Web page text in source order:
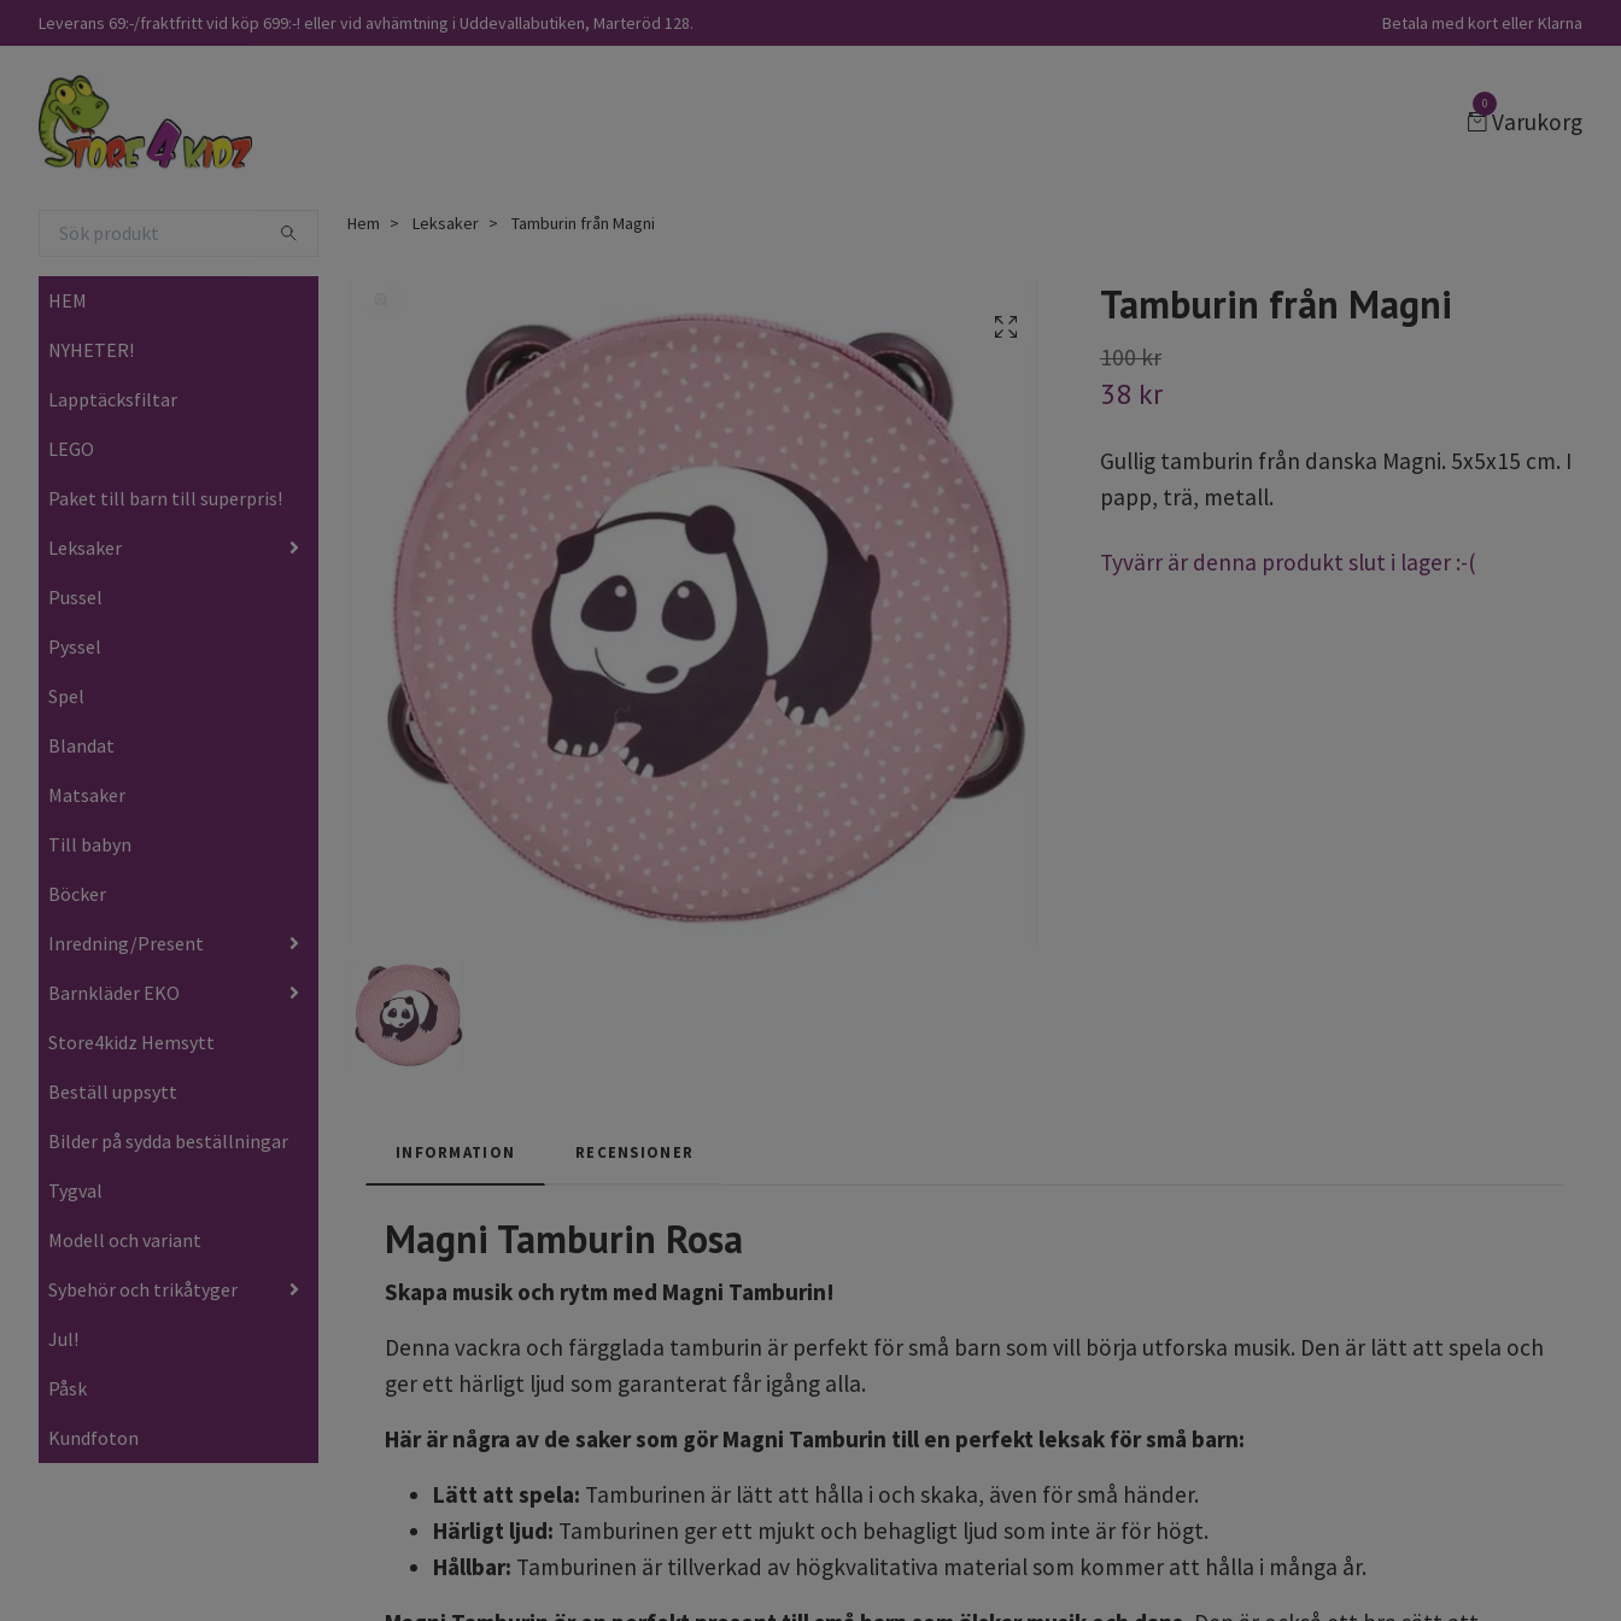
Leverans 69:-/fraktfritt vid köp 699:-! eller vid avhämtning i Uddevallabutiken, Marteröd 128. Betala med kort eller Klarna
0
Varukorg
HEM
NYHETER!
Lapptäcksfiltar
LEGO
Paket till barn till superpris!
Leksaker
Pussel
Pyssel
Spel
Blandat
Matsaker
Till babyn
Böcker
Inredning/Present
Barnkläder EKO
Store4kidz Hemsytt
Beställ uppsytt
Bilder på sydda beställningar
Tygval
Modell och variant
Sybehör och trikåtyger
Jul!
Påsk
Kundfoton
Hem Leksaker Tamburin från Magni
Tamburin från Magni
100 kr
38 kr
Gullig tamburin från danska Magni. 5x5x15 cm. I
papp, trä, metall.
Tyvärr är denna produkt slut i lager :-(
INFORMATION RECENSIONER
Magni Tamburin Rosa
Skapa musik och rytm med Magni Tamburin!
Denna vackra och färgglada tamburin är perfekt för små barn som vill börja utforska musik. Den är lätt att spela och
ger ett härligt ljud som garanterat får igång alla.
Här är några av de saker som gör Magni Tamburin till en perfekt leksak för små barn:
Lätt att spela: Tamburinen är lätt att hålla i och skaka, även för små händer.
Härligt ljud: Tamburinen ger ett mjukt och behagligt ljud som inte är för högt.
Hållbar: Tamburinen är tillverkad av högkvalitativa material som kommer att hålla i många år.